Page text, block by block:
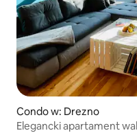
Condo w: Drezno
Elegancki apartament